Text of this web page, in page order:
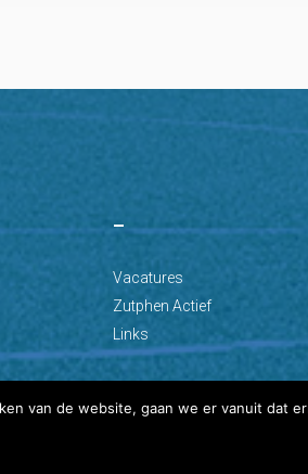
–
Vacatures
Zutphen Actief
Links
van de website, gaan we er vanuit dat